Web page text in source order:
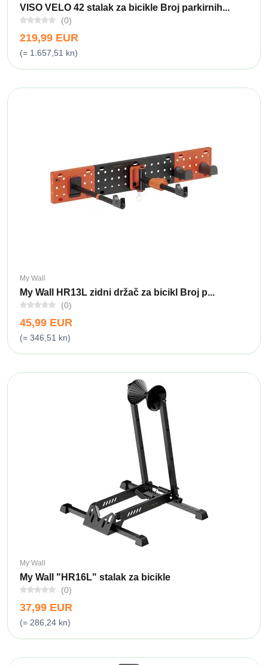
VISO VELO 42 stalak za bicikle Broj parkirnih...
(0)
219,99 EUR
(= 1.657,51 kn)
My Wall
My Wall HR13L zidni držač za bicikl Broj p...
(0)
45,99 EUR
(= 346,51 kn)
My Wall
My Wall "HR16L" stalak za bicikle
(0)
37,99 EUR
(= 286,24 kn)